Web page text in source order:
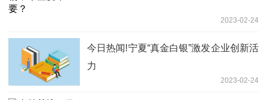
2023-02-24
今日热闻!宁夏“真金白银”激发企业创新活
力
2023-02-24